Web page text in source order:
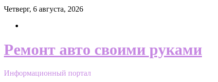
Четверг, 6 августа, 2026
Ремонт авто своими руками
Информационный портал